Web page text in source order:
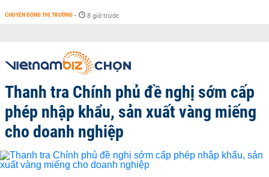
CHUYỂN ĐỘNG THỊ TRƯỜNG - 8 giờ trước
Thanh tra Chính phủ đề nghị sớm cấp
phép nhập khẩu, sản xuất vàng miếng
cho doanh nghiệp